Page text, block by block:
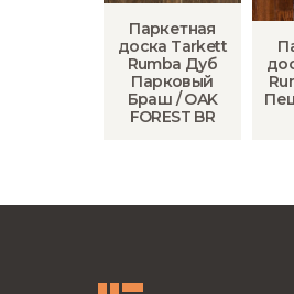
Паркетная
доска Tarkett
Rumba Дуб
Парковый
Браш / OAK
FOREST BR